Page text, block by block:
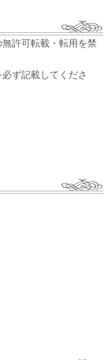
許可転載・転用を禁
ず記載してくださ